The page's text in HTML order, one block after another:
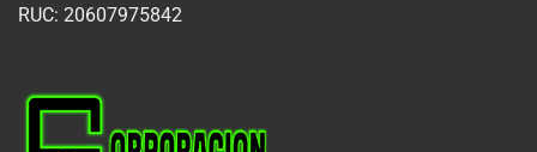
RUC: 20607975842